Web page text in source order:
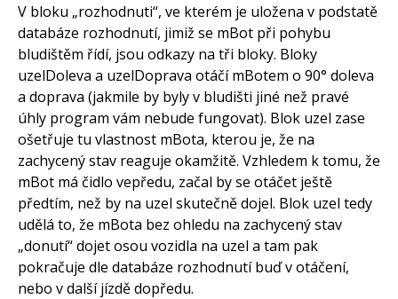
V bloku „rozhodnuti“, ve kterém je uložena v podstatě
databáze rozhodnutí, jimiž se mBot při pohybu
bludištěm řídí, jsou odkazy na tři bloky. Bloky
uzelDoleva a uzelDoprava otáčí mBotem o 90° doleva
a doprava (jakmile by byly v bludišti jiné než pravé
úhly program vám nebude fungovat). Blok uzel zase
ošetřuje tu vlastnost mBota, kterou je, že na
zachycený stav reaguje okamžitě. Vzhledem k tomu, že
mBot má čidlo vepředu, začal by se otáčet ještě
předtím, než by na uzel skutečně dojel. Blok uzel tedy
udělá to, že mBota bez ohledu na zachycený stav
„donutí“ dojet osou vozidla na uzel a tam pak
pokračuje dle databáze rozhodnutí buď v otáčení,
nebo v další jízdě dopředu.